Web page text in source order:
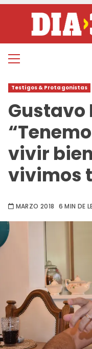
contenido
Menú
Testigos & Protagonistas
Gustavo
vivir
vivimos
MARZO 2018 6 MIN DE